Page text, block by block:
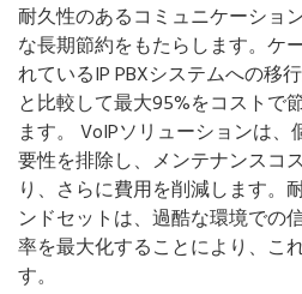
耐久性のあるコミュニケーショ
な長期節約をもたらします。ケ
れているIP PBXシステムへの移
と比較して最大95%をコストで
ます。 VoIPソリューションは
要性を排除し、メンテナンスコ
り、さらに費用を削減します。
ンドセットは、過酷な環境での
率を最大化することにより、こ
す。